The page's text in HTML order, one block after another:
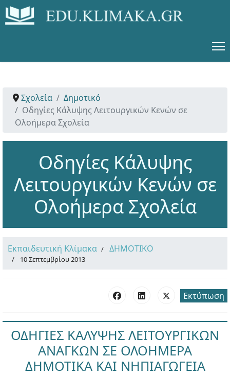
Σχολεία
Δημοτικό
Οδηγίες Κάλυψης Λειτουργικών Κενών σε
Ολοήμερα Σχολεία
Οδηγίες Κάλυψης
Λειτουργικών Κενών σε
Ολοήμερα Σχολεία
Εκπαιδευτική Κλίμακα ΔΗΜΟΤΙΚΟ
10 Σεπτεμβρίου 2013
Εκτύπωση
ΟΔΗΓΙΕΣ ΚΑΛΥΨΗΣ ΛΕΙΤΟΥΡΓΙΚΩΝ
ΑΝΑΓΚΩΝ ΣΕ ΟΛΟΗΜΕΡΑ
ΔΗΜΟΤΙΚΑ ΚΑΙ ΝΗΠΙΑΓΩΓΕΙΑ